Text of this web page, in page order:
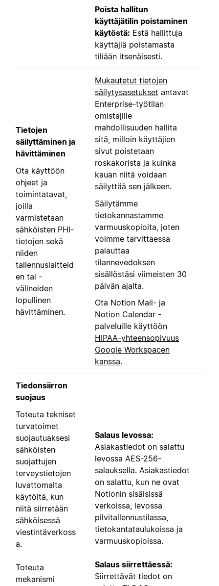
Poista hallitun
käyttäjätilin poistaminen
käytöstä: Estä hallittuja
käyttäjiä poistamasta
tiliään itsenäisesti.
Tietojen
säilyttäminen ja
hävittäminen
Ota käyttöön
ohjeet ja
toimintatavat,
joilla
varmistetaan
sähköisten PHI-
tietojen sekä
niiden
tallennuslaitteid
en tai -
välineiden
lopullinen
hävittäminen.
Mukautetut tietojen
säilytysasetukset antavat
Enterprise-työtilan
omistajille
mahdollisuuden hallita
sitä, milloin käyttäjien
sivut poistetaan
roskakorista ja kuinka
kauan niitä voidaan
säilyttää sen jälkeen.
Säilytämme
tietokannastamme
varmuuskopioita, joten
voimme tarvittaessa
palauttaa
tilannevedoksen
sisällöstäsi viimeisten 30
päivän ajalta.
Ota Notion Mail- ja
Notion Calendar -
palveluille käyttöön
HIPAA-yhteensopivuus
Google Workspacen
kanssa.
Tiedonsiirron
suojaus
Toteuta tekniset
turvatoimet
suojautuaksesi
sähköisten
suojattujen
terveystietojen
luvattomalta
käytöltä, kun
niitä siirretään
sähköisessä
viestintäverkoss
a.
Toteuta
mekanismi
Salaus levossa:
Asiakastiedot on salattu
levossa AES-256-
salauksella. Asiakastiedot
on salattu, kun ne ovat
Notionin sisäisissä
verkoissa, levossa
pilvitallennustilassa,
tietokantataulukoissa ja
varmuuskopioissa.
Salaus siirrettäessä:
Siirrettävät tiedot on